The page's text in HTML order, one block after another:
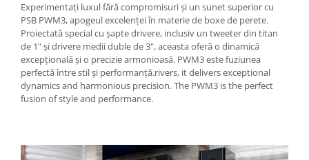
Experimentați luxul fără compromisuri și un sunet superior cu
PSB PWM3, apogeul excelenței în materie de boxe de perete.
Proiectată special cu șapte drivere, inclusiv un tweeter din titan
de 1" și drivere medii duble de 3", aceasta oferă o dinamică
excepțională și o precizie armonioasă. PWM3 este fuziunea
perfectă între stil și performanță.rivers, it delivers exceptional
dynamics and harmonious precision. The PWM3 is the perfect
fusion of style and performance.